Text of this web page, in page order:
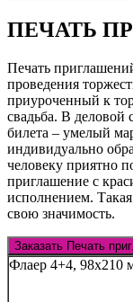
ПЕЧАТЬ
Печать
проведения
приуроченный к
свадьба. В деловой
билета – умелый
индивидуально
человеку приятно
приглашение с
исполнением.
свою значимость.
Заказать Печать
Флаер 4+4, 98х210